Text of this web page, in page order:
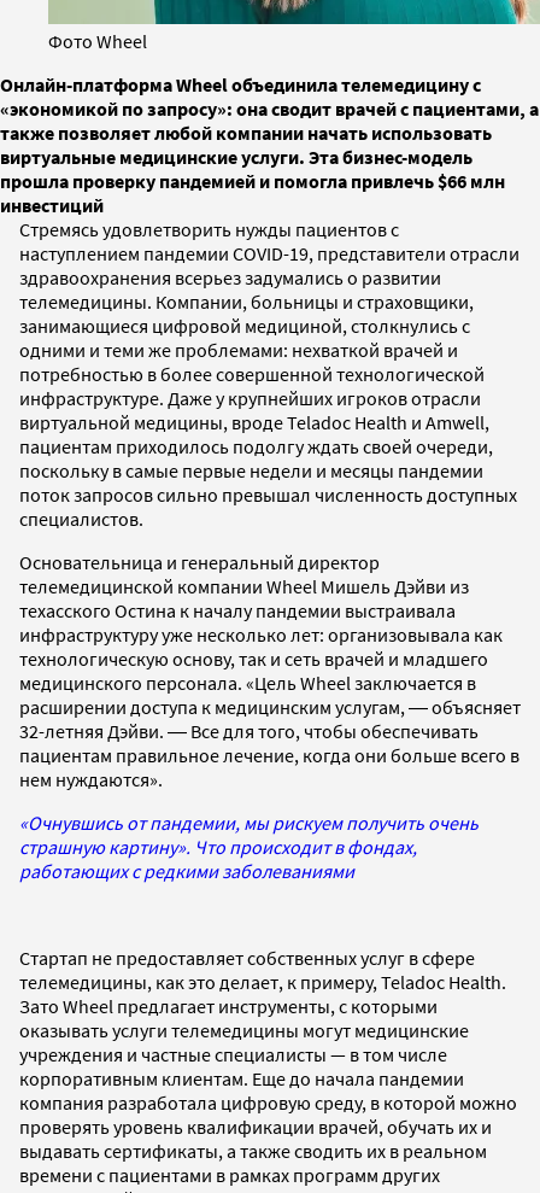
Фото Wheel
Онлайн-платформа Wheel объединила телемедицину с
«экономикой по запросу»: она сводит врачей с пациентами, а
также позволяет любой компании начать использовать
виртуальные медицинские услуги. Эта бизнес-модель
прошла проверку пандемией и помогла привлечь $66 млн
инвестиций
Стремясь удовлетворить нужды пациентов с
наступлением пандемии COVID-19, представители отрасли
здравоохранения всерьез задумались о развитии
телемедицины. Компании, больницы и страховщики,
занимающиеся цифровой медициной, столкнулись с
одними и теми же проблемами: нехваткой врачей и
потребностью в более совершенной технологической
инфраструктуре. Даже у крупнейших игроков отрасли
виртуальной медицины, вроде Teladoc Health и Amwell,
пациентам приходилось подолгу ждать своей очереди,
поскольку в самые первые недели и месяцы пандемии
поток запросов сильно превышал численность доступных
специалистов.
Основательница и генеральный директор
телемедицинской компании Wheel Мишель Дэйви из
техасского Остина к началу пандемии выстраивала
инфраструктуру уже несколько лет: организовывала как
технологическую основу, так и сеть врачей и младшего
медицинского персонала. «Цель Wheel заключается в
расширении доступа к медицинским услугам, ― объясняет
32-летняя Дэйви. ― Все для того, чтобы обеспечивать
пациентам правильное лечение, когда они больше всего в
нем нуждаются».
«Очнувшись от пандемии, мы рискуем получить очень
страшную картину». Что происходит в фондах,
работающих с редкими заболеваниями
Стартап не предоставляет собственных услуг в сфере
телемедицины, как это делает, к примеру, Teladoc Health.
Зато Wheel предлагает инструменты, с которыми
оказывать услуги телемедицины могут медицинские
учреждения и частные специалисты — в том числе
корпоративным клиентам. Еще до начала пандемии
компания разработала цифровую среду, в которой можно
проверять уровень квалификации врачей, обучать их и
выдавать сертификаты, а также сводить их в реальном
времени с пациентами в рамках программ других